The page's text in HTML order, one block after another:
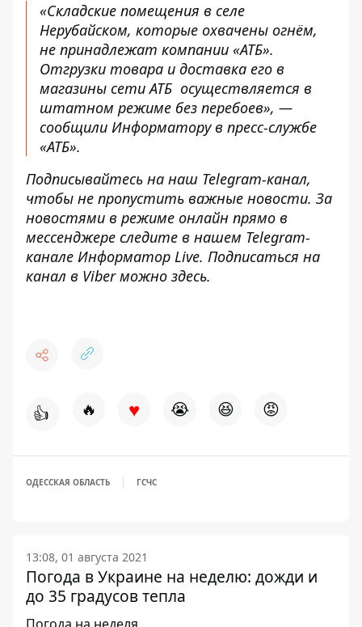
«Складские помещения в селе
Нерубайском, которые охвачены огнём,
не принадлежат компании «АТБ».
Отгрузки товара и доставка его в
магазины сети АТБ осуществляется в
штатном режиме без перебоев», —
сообщили Информатору в пресс-службе
«АТБ».
Подписывайтесь на наш Telegram-канал,
чтобы не пропустить важные новости. За
новостями в режиме онлайн прямо в
мессенджере следите в нашем Telegram-
канале Информатор Live. Подписаться на
канал в Viber можно здесь.
👍 🔥 ♥ 😭 😆 😡
ОДЕССКАЯ ОБЛАСТЬ ГСЧС
13:08, 01 августа 2021
Погода в Украине на неделю: дожди и
до 35 градусов тепла